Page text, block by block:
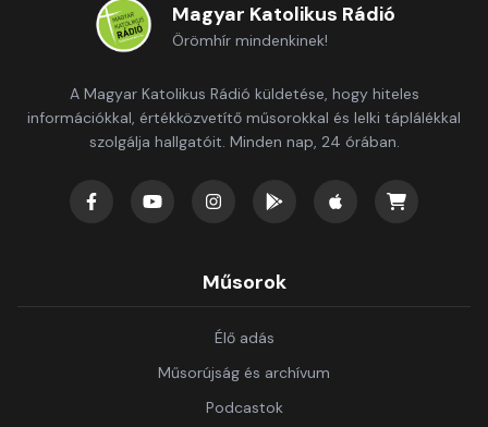
Magyar Katolikus Rádió
Örömhír mindenkinek!
A Magyar Katolikus Rádió küldetése, hogy hiteles
információkkal, értékközvetítő műsorokkal és lelki táplálékkal
szolgálja hallgatóit. Minden nap, 24 órában.
Műsorok
Élő adás
Műsorújság és archívum
Podcastok